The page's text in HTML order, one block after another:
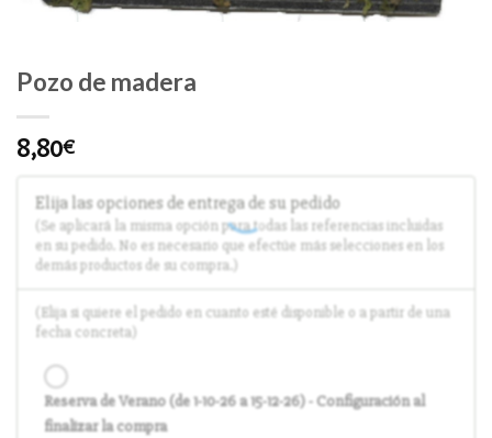
Pozo de madera
8,80€
Elija las opciones de entrega de su pedido
(Se aplicará la misma opción para todas las referencias incluidas
en su pedido. No es necesario que efectúe más selecciones en los
demás productos de su compra.)
(Elija si quiere el pedido en cuanto esté disponible o a partir de una
fecha concreta)
Reserva de Verano (de 1-10-26 a 15-12-26) - Configuración al
finalizar la compra